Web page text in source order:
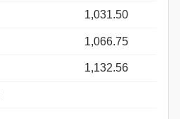
1,031.50
1,066.75
1,132.56